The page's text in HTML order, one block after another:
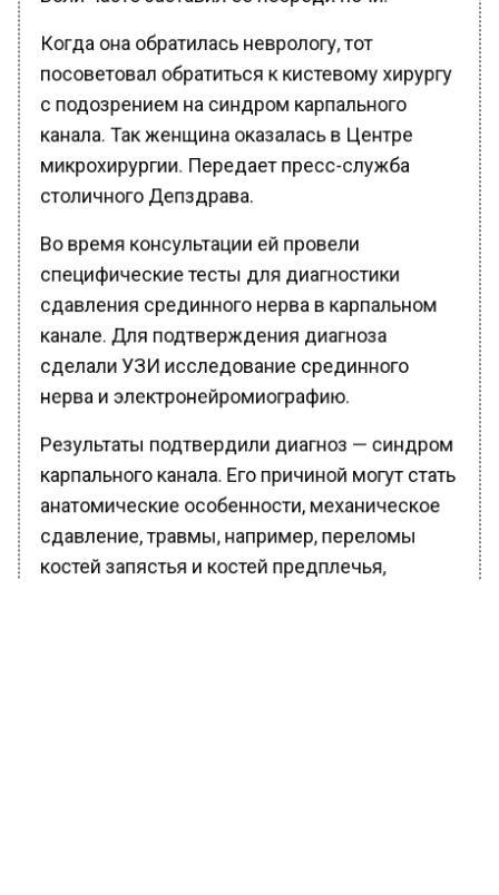
Когда она обратилась неврологу, тот
посоветовал обратиться к кистевому хирургу
с подозрением на синдром карпального
канала. Так женщина оказалась в Центре
микрохирургии. Передает пресс-служба
столичного Депздрава.
Во время консультации ей провели
специфические тесты для диагностики
сдавления срединного нерва в карпальном
канале. Для подтверждения диагноза
сделали УЗИ исследование срединного
нерва и электронейромиографию.
Результаты подтвердили диагноз — синдром
карпального канала. Его причиной могут стать
анатомические особенности, механическое
сдавление, травмы, например, переломы
костей запястья и костей предплечья,